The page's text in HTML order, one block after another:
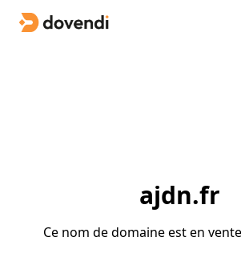
ajdn.fr
Ce nom de domaine est en